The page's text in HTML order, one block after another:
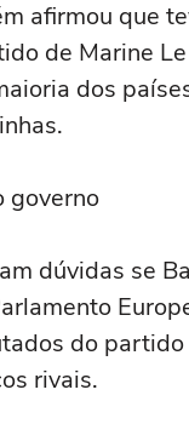
afirmou que
de Marine
dos
governo
dúvidas se
do
rivais.